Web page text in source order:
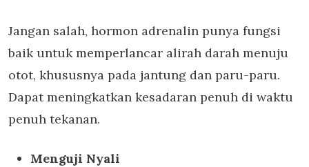
Jangan salah, hormon adrenalin punya fungsi
baik untuk memperlancar alirah darah menuju
otot, khususnya pada jantung dan paru-paru.
Dapat meningkatkan kesadaran penuh di waktu
penuh tekanan.
Menguji Nyali